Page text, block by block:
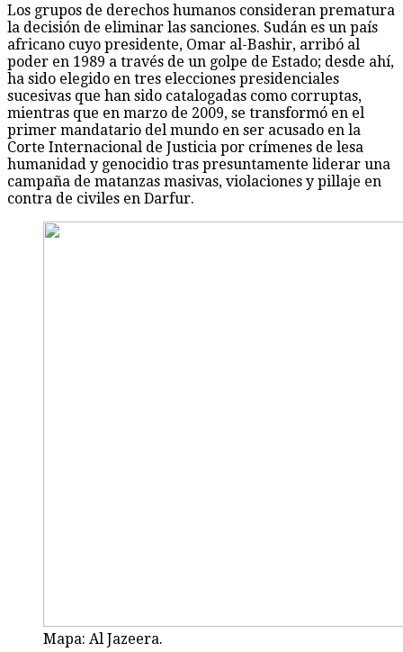
Los grupos de derechos humanos consideran prematura
la decisión de eliminar las sanciones. Sudán es un país
africano cuyo presidente, Omar al-Bashir, arribó al
poder en 1989 a través de un golpe de Estado; desde ahí,
ha sido elegido en tres elecciones presidenciales
sucesivas que han sido catalogadas como corruptas,
mientras que en marzo de 2009, se transformó en el
primer mandatario del mundo en ser acusado en la
Corte Internacional de Justicia por crímenes de lesa
humanidad y genocidio tras presuntamente liderar una
campaña de matanzas masivas, violaciones y pillaje en
contra de civiles en Darfur.
Mapa: Al Jazeera.